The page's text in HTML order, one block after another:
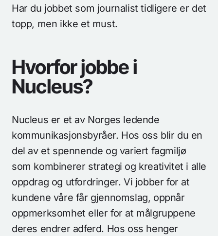
Har du jobbet som journalist tidligere er det
topp, men ikke et must.
Hvorfor jobbe i
Nucleus?
Nucleus er et av Norges ledende
kommunikasjonsbyråer. Hos oss blir du en
del av et spennende og variert fagmiljø
som kombinerer strategi og kreativitet i alle
oppdrag og utfordringer. Vi jobber for at
kundene våre får gjennomslag, oppnår
oppmerksomhet eller for at målgruppene
deres endrer adferd. Hos oss henger